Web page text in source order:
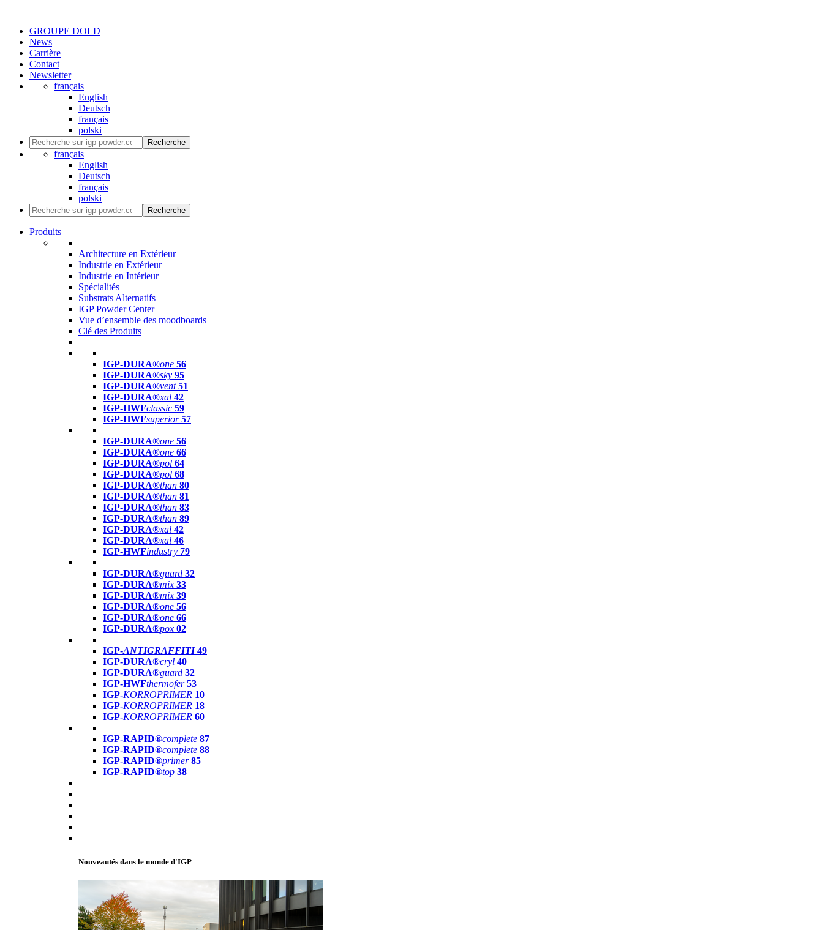
GROUPE DOLD
News
Carrière
Contact
Newsletter
français
English
Deutsch
français
polski
Recherche
français
English
Deutsch
français
polski
Recherche
Produits
Architecture en Extérieur
Industrie en Extérieur
Industrie en Intérieur
Spécialités
Substrats Alternatifs
IGP Powder Center
Vue d’ensemble des moodboards
Clé des Produits
IGP-DURA®one 56
IGP-DURA®sky 95
IGP-DURA®vent 51
IGP-DURA®xal 42
IGP-HWFclassic 59
IGP-HWFsuperior 57
IGP-DURA®one 56
IGP-DURA®one 66
IGP-DURA®pol 64
IGP-DURA®pol 68
IGP-DURA®than 80
IGP-DURA®than 81
IGP-DURA®than 83
IGP-DURA®than 89
IGP-DURA®xal 42
IGP-DURA®xal 46
IGP-HWFindustry 79
IGP-DURA®guard 32
IGP-DURA®mix 33
IGP-DURA®mix 39
IGP-DURA®one 56
IGP-DURA®one 66
IGP-DURA®pox 02
IGP-ANTIGRAFFITI49
IGP-DURA®cryl 40
IGP-DURA®guard 32
IGP-HWFthermofer 53
IGP-KORROPRIMER 10
IGP-KORROPRIMER 18
IGP-KORROPRIMER 60
IGP-RAPID®complete 87
IGP-RAPID®complete 88
IGP-RAPID®primer 85
IGP-RAPID®top 38
Nouveautés dans le monde d'IGP